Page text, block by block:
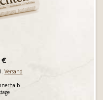
Versand